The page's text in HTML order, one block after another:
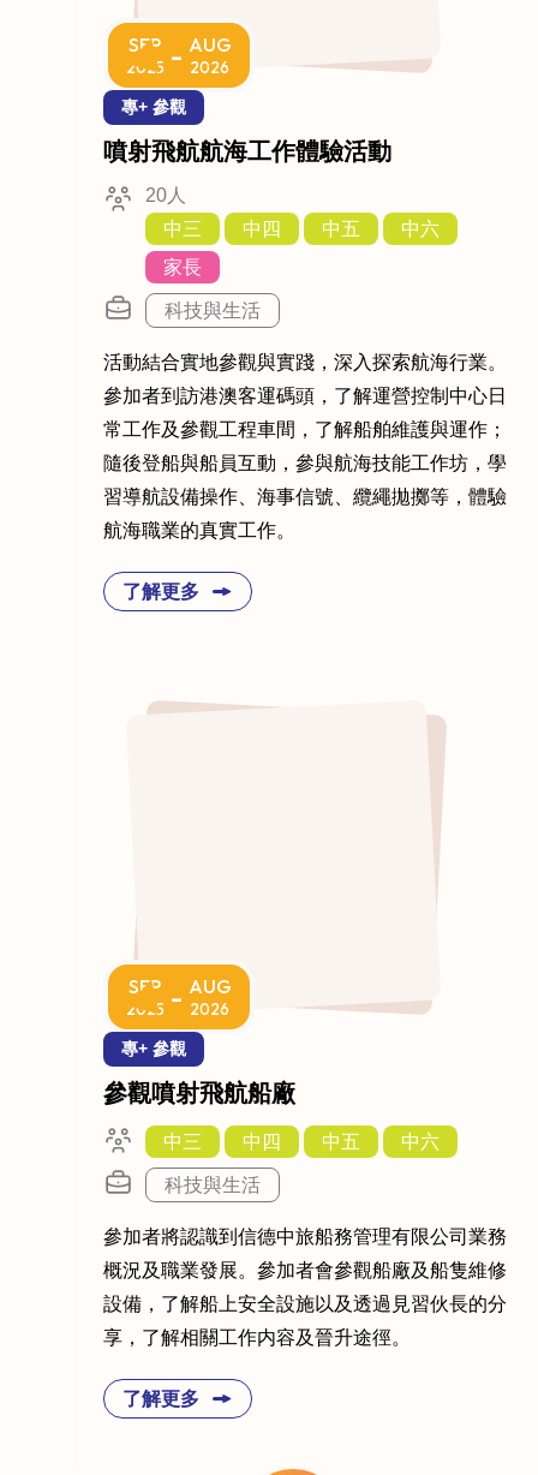
SEP
2025 - AUG
2026
專+ 參觀
噴射飛航航海工作體驗活動
20人
中三
中四 中五
中六
家長
科技與生活
活動結合實地參觀與實踐，深入探索航海行業。
參加者到訪港澳客運碼頭，了解運營控制中心日
常工作及參觀工程車間，了解船舶維護與運作；
隨後登船與船員互動，參與航海技能工作坊，學
習導航設備操作、海事信號、纜繩拋擲等，體驗
航海職業的真實工作。
了解更多
SEP
2025 - AUG
2026
專+ 參觀
參觀噴射飛航船廠
中三 中四 中五 中六
科技與生活
參加者將認識到信德中旅船務管理有限公司業務
概況及職業發展。參加者會參觀船廠及船隻維修
設備，了解船上安全設施以及透過見習伙長的分
享，了解相關工作内容及晉升途徑。
了解更多